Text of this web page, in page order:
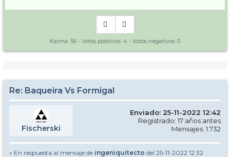
Karma: 56 - Votos positivos: 4 - Votos negativos: 0
Re: Baqueira Vs Formigal
Fischerski
Enviado: 25-11-2022 12:42
Registrado: 17 años antes
Mensajes: 1.732
» En respuesta al mensaje de ingeniquitecto del 25-11-2022 12:32